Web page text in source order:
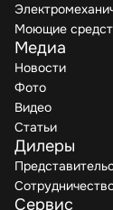
Моющие
Медиа
Новости
Фото
Видео
Статьи
Дилеры
Сервис